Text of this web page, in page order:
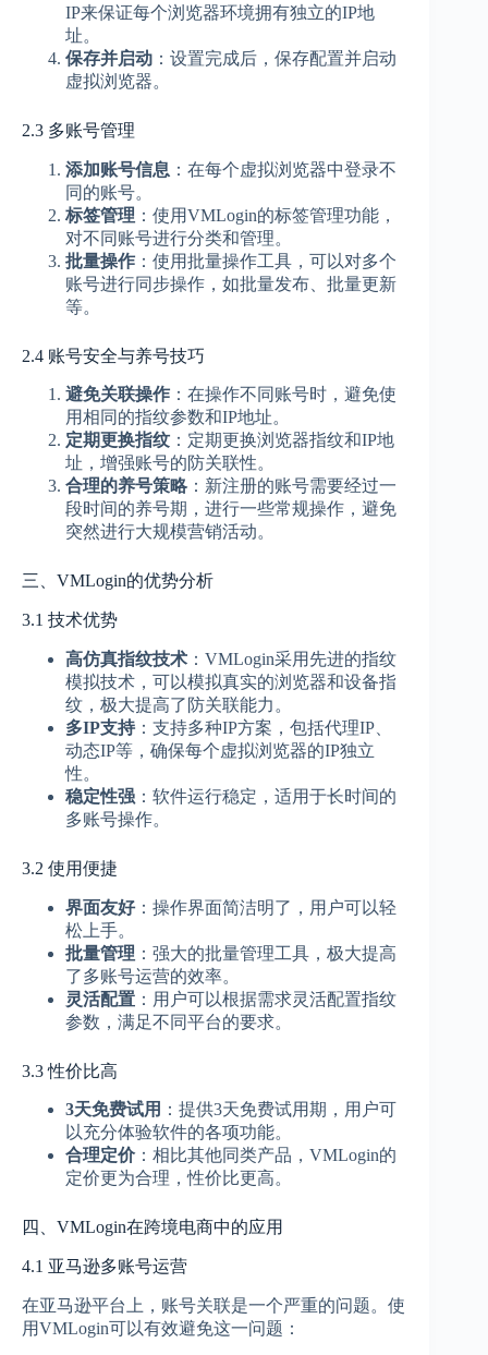
IP来保证每个浏览器环境拥有独立的IP地
址。
保存并启动 ：设置完成后，保存配置并启动
虚拟浏览器。
2.3 多账号管理
添加账号信息 ：在每个虚拟浏览器中登录不
同的账号。
标签管理 ：使用VMLogin的标签管理功能，
对不同账号进行分类和管理。
批量操作 ：使用批量操作工具，可以对多个
账号进行同步操作，如批量发布、批量更新
等。
2.4 账号安全与养号技巧
避免关联操作 ：在操作不同账号时，避免使
用相同的指纹参数和IP地址。
定期更换指纹 ：定期更换浏览器指纹和IP地
址，增强账号的防关联性。
合理的养号策略 ：新注册的账号需要经过一
段时间的养号期，进行一些常规操作，避免
突然进行大规模营销活动。
三、VMLogin的优势分析
3.1 技术优势
高仿真指纹技术 ：VMLogin采用先进的指纹
模拟技术，可以模拟真实的浏览器和设备指
纹，极大提高了防关联能力。
多IP支持：支持多种IP方案，包括代理IP、
动态IP等，确保每个虚拟浏览器的IP独立
性。
稳定性强 ：软件运行稳定，适用于长时间的
多账号操作。
3.2 使用便捷
界面友好：操作界面简洁明了，用户可以轻
松上手。
批量管理 ：强大的批量管理工具，极大提高
了多账号运营的效率。
灵活配置 ：用户可以根据需求灵活配置指纹
参数，满足不同平台的要求。
3.3 性价比高
3天免费试用 ：提供3天免费试用期，用户可
以充分体验软件的各项功能。
合理定价：相比其他同类产品，VMLogin的
定价更为合理，性价比更高。
四、VMLogin在跨境电商中的应用
4.1 亚马逊多账号运营
在亚马逊平台上，账号关联是一个严重的问题。使
用VMLogin可以有效避免这一问题：